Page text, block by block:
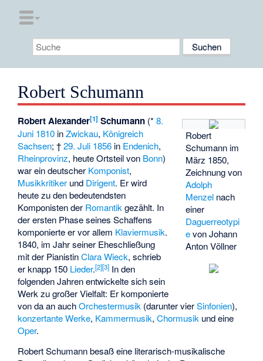
Robert Schumann
Robert
Schumann im
März 1850,
Zeichnung von
Adolph
Menzelnach
einer
Daguerreotypi
evon Johann
Anton Völlner
Robert Alexander[1] Schumann (*8.
Juni 1810 inZwickau, Königreich
Sachsen; †29. Juli 1856 in Endenich,
Rheinprovinz, heute Ortsteil von Bonn)
war ein deutscher Komponist,
Musikkritiker und Dirigent. Er wird
heute zu den bedeutendsten
Komponisten der Romantikgezählt. In
der ersten Phase seines Schaffens
komponierte er vor allem Klaviermusik.
1840, im Jahr seiner Eheschließung
mit der PianistinClara Wieck, schrieb
er knapp 150 Lieder.[2][3] In den
folgenden Jahren entwickelte sich sein
Werk zu großer Vielfalt: Er komponierte
von da an auchOrchestermusik (darunter vierSinfonien),
konzertante Werke, Kammermusik,Chormusik und eine
Oper.
Robert Schumann besaß eine literarisch-musikalische